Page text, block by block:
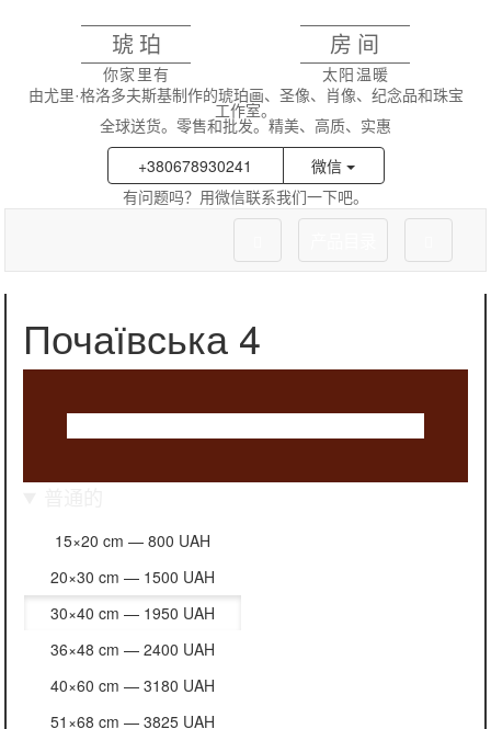
琥珀 房间
你家里有 太阳温暖
由尤里·格洛多夫斯基制作的琥珀画、圣像、肖像、纪念品和珠宝
工作室。
全球送货。零售和批发。精美、高质、实惠
+380678930241
微信
有问题吗？用微信联系我们一下吧。
Почаївська 4
15×20 cm — 800 UAH
20×30 cm — 1500 UAH
30×40 cm — 1950 UAH
36×48 cm — 2400 UAH
40×60 cm — 3180 UAH
51×68 cm — 3825 UAH